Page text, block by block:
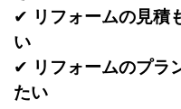
✔ リフォームの見積
い
✔ リフォームのプラ
たい